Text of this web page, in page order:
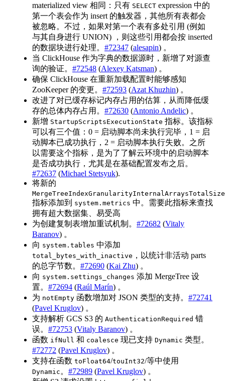
materialized view 相同：只有 SELECT expression 中的
第一个表会作为 insert 的触发器，其他所有表都会
被忽略。不过，如果对第一个表有多处引用 (例如
与其自身进行 UNION) ，则这些引用都会按 inserted
的数据块进行处理。 #72347 (alesapin) 。
当 ClickHouse 作为字典的数据源时，新增了对源查
询的验证。 #72548 (Alexey Katsman) 。
确保 ClickHouse 在重新加载配置时能够感知
ZooKeeper 的变更。 #72593 (Azat Khuzhin) 。
改进了对已缓存标记内存占用的估算，从而降低缓
存的总体内存占用。 #72630 (Antonio Andelic) 。
新增 StartupScriptsExecutionState 指标。该指标
可以有三个值：0 = 启动脚本尚未执行完毕，1 = 启
动脚本已成功执行，2 = 启动脚本执行失败。之所
以需要这个指标，是为了了解云环境中的启动脚本
是否成功执行，尤其是在基础配置发布之后。
#72637 (Miсhael Stetsyuk).
将新的
MergeTreeIndexGranularityInternalArraysTotalSize
指标添加到 system.metrics 中。需要此指标来查找
拥有超大数据集、易受高
为创建复制表增加重试机制。 #72682 (Vitaly
Baranov) 。
向 system.tables 中添加
total_bytes_with_inactive ，以统计非活动 parts
的总字节数。 #72690 (Kai Zhu) 。
向 system.settings_changes 添加 MergeTree 设
置。 #72694 (Raúl Marín) 。
为 notEmpty 函数增加对 JSON 类型的支持。 #72741
(Pavel Kruglov) 。
支持解析 GCS S3 的 AuthenticationRequired 错
误。 #72753 (Vitaly Baranov) 。
函数 ifNull 和 coalesce 现已支持 Dynamic 类型。
#72772 (Pavel Kruglov) 。
支持在函数 toFloat64/touInt32/等中使用
Dynamic 。 #72989 (Pavel Kruglov) 。